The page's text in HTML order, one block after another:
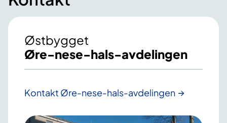
Østbygget
Øre-nese-hals-avdelingen
Kontakt Øre-nese-hals-avdelingen